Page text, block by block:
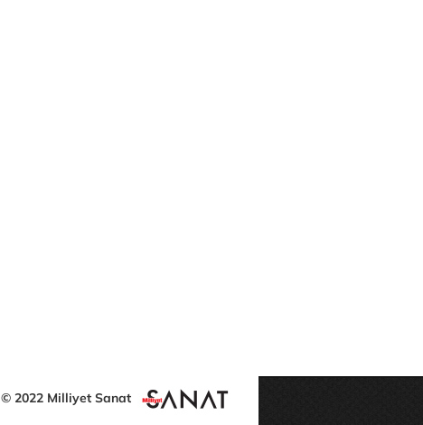
© 2022 Milliyet Sanat